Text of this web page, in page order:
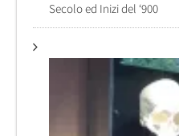
Secolo ed Inizi del ‘900